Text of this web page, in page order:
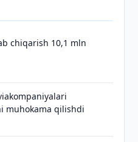
chiqarish 10,1 mln
muhokama qilishdi